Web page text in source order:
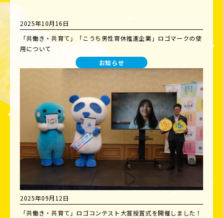
2025年10月16日
「共働き・共育て」「こうち男性育休推進企業」ロゴマークの使
用について
お知らせ
2025年09月12日
「共働き・共育て」ロゴコンテスト大賞授賞式を開催しました！